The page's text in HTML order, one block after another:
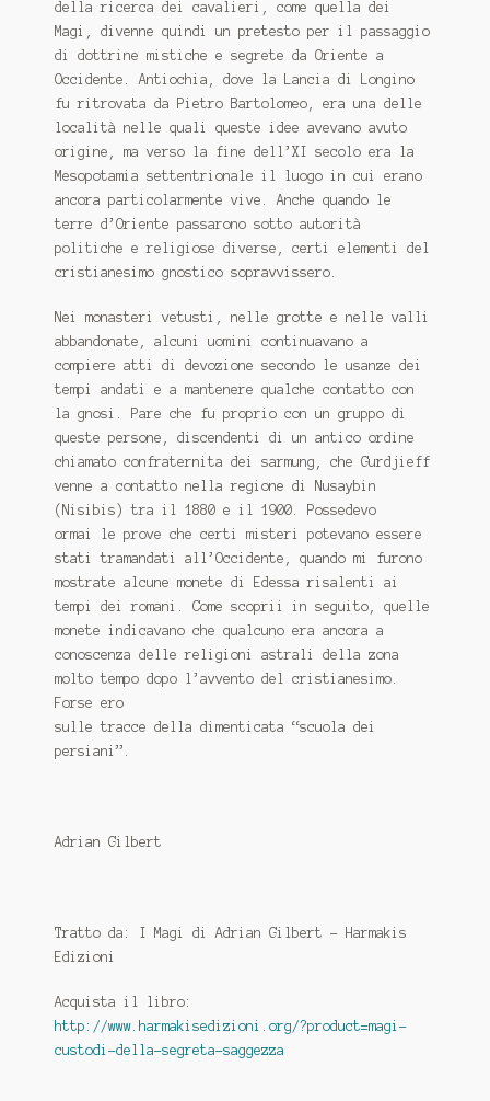
della ricerca dei cavalieri, come quella dei
Magi, divenne quindi un pretesto per il passaggio
di dottrine mistiche e segrete da Oriente a
Occidente. Antiochia, dove la Lancia di Longino
fu ritrovata da Pietro Bartolomeo, era una delle
località nelle quali queste idee avevano avuto
origine, ma verso la fine dell’XI secolo era la
Mesopotamia settentrionale il luogo in cui erano
ancora particolarmente vive. Anche quando le
terre d’Oriente passarono sotto autorità
politiche e religiose diverse, certi elementi del
cristianesimo gnostico sopravvissero.
Nei monasteri vetusti, nelle grotte e nelle valli
abbandonate, alcuni uomini continuavano a
compiere atti di devozione secondo le usanze dei
tempi andati e a mantenere qualche contatto con
la gnosi. Pare che fu proprio con un gruppo di
queste persone, discendenti di un antico ordine
chiamato confraternita dei sarmung, che Gurdjieff
venne a contatto nella regione di Nusaybin
(Nisibis) tra il 1880 e il 1900. Possedevo
ormai le prove che certi misteri potevano essere
stati tramandati all’Occidente, quando mi furono
mostrate alcune monete di Edessa risalenti ai
tempi dei romani. Come scoprii in seguito, quelle
monete indicavano che qualcuno era ancora a
conoscenza delle religioni astrali della zona
molto tempo dopo l’avvento del cristianesimo.
Forse ero
sulle tracce della dimenticata “scuola dei
persiani”.
Adrian Gilbert
Tratto da: I Magi di Adrian Gilbert - Harmakis
Edizioni
Acquista il libro:
http://www.harmakisedizioni.org/?product=magi-
custodi-della-segreta-saggezza